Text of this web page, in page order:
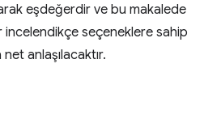
eşdeğerdir ve bu makalede
incelendikçe seçeneklere sahip
anlaşılacaktır.